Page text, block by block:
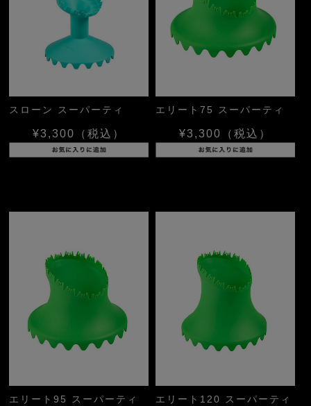
スローン スーパーティ
¥3,300 （税込）
エリート75 スーパーティ
¥3,300 （税込）
エリート95 スーパーティ エリート120 スーパーティ